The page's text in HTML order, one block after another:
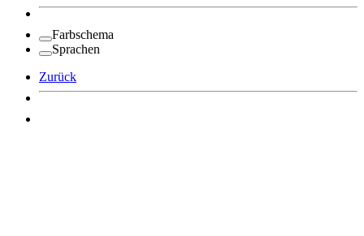
Farbschema
Sprachen
Zurück